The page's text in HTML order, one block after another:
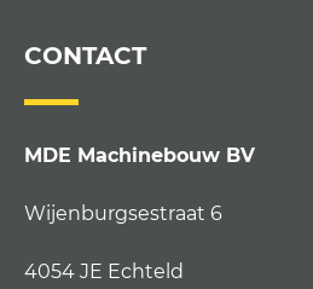
CONTACT
MDE Machinebouw BV
Wijenburgsestraat 6
4054 JE Echteld